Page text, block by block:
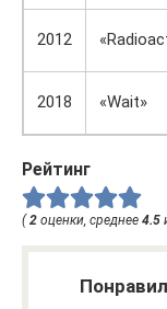
2012
2018 «Wait»
Рейтинг
( 2 оценки, среднее 4.5